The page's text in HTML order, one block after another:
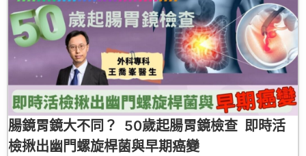
腸鏡胃鏡大不同？ 50歲起腸胃鏡檢查 即時活
檢揪出幽門螺旋桿菌與早期癌變